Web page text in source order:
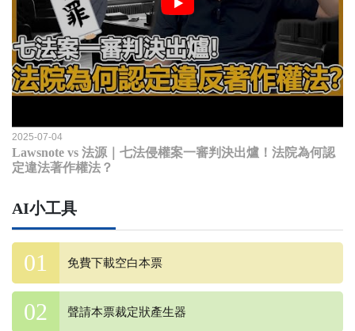
2025-07-04
Lawsnote vs 法源｜七法侵權案一審判決出爐！法院為何認
定違法著作權法？
AI小工具
免費下載空白本票
聲請本票裁定狀產生器